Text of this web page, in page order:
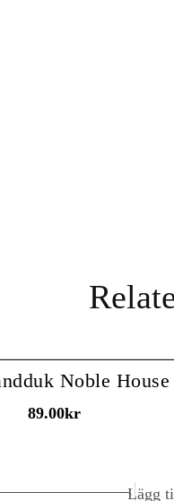
Noble House
89.00kr
Lägg